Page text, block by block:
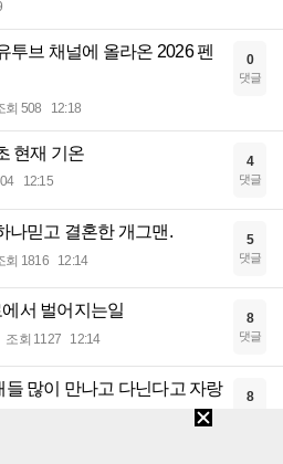
투브 채널에 올라온 2026 펜
회 508 12:18
0
댓글
현재 기온
12:15
4
댓글
나믿고 결혼한 개그맨.
회 1816 12:14
5
댓글
서 벌어지는일
조회 1127 12:14
8
댓글
들 많이 만나고 다닌다고 자랑
8